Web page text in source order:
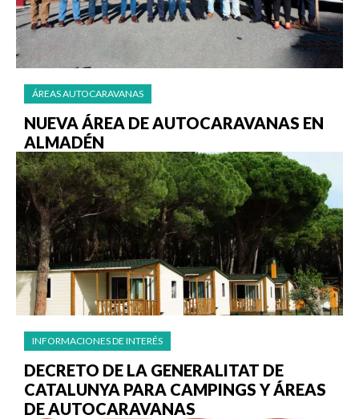
ÁREAS AUTOCARAVANAS
NUEVA ÁREA DE AUTOCARAVANAS EN
ALMADÉN
INFORMACIONES DE INTERÉS
DECRETO DE LA GENERALITAT DE
CATALUNYA PARA CAMPINGS Y ÁREAS
DE AUTOCARAVANAS